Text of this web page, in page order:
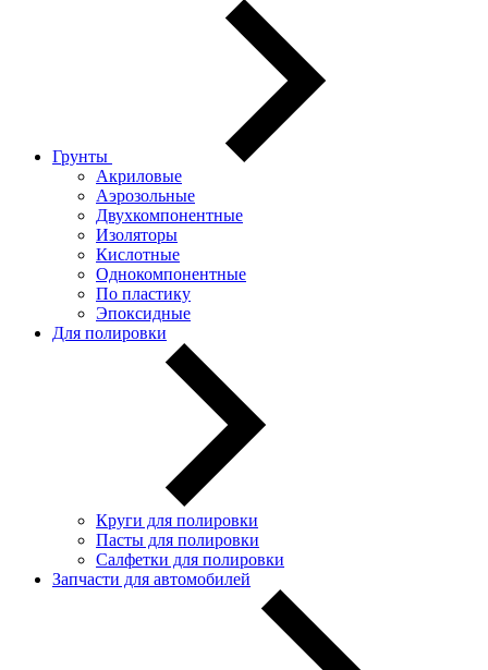
Грунты
Акриловые
Аэрозольные
Двухкомпонентные
Изоляторы
Кислотные
Однокомпонентные
По пластику
Эпоксидные
Для полировки
Круги для полировки
Пасты для полировки
Салфетки для полировки
Запчасти для автомобилей